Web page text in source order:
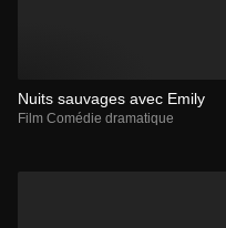
Nuits sauvages avec Emily
Film Comédie dramatique